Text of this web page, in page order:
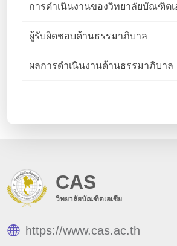
การดำเนินงานของวิทยาลัยบัณฑิตเ
ผู้รับผิดชอบด้านธรรมาภิบาล
ผลการดำเนินงานด้านธรรมาภิบาล
CAS
วิทยาลัยบัณฑิตเอเซีย
https://www.cas.ac.th